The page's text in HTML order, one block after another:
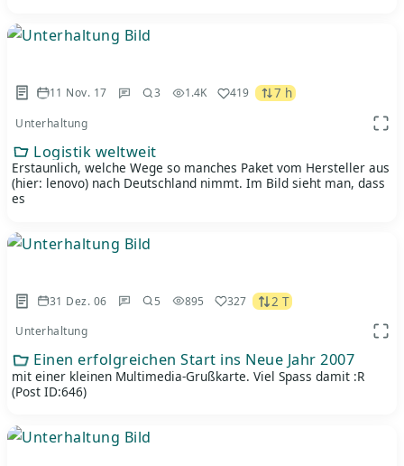
11 Nov. 17 3 1.4K 419 7 h
Unterhaltung
Logistik weltweit
Erstaunlich, welche Wege so manches Paket vom Hersteller aus
(hier: lenovo) nach Deutschland nimmt. Im Bild sieht man, dass
es
31 Dez. 06 5 895 327 2 T
Unterhaltung
Einen erfolgreichen Start ins Neue Jahr 2007
mit einer kleinen Multimedia-Grußkarte. Viel Spass damit :R
(Post ID:646)